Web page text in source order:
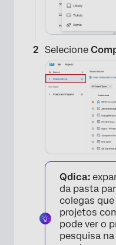
Selecione
Qdica:
da pasta
colegas
projetos
pode ver o
pesquisa